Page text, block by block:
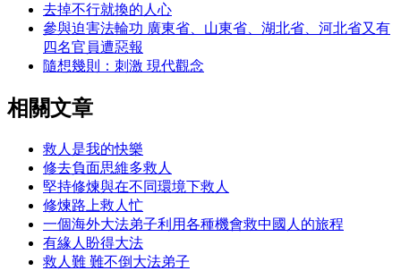
去掉不行就換的人心
參與迫害法輪功 廣東省、山東省、湖北省、河北省又有
四名官員遭惡報
隨想幾則：刺激 現代觀念
相關文章
救人是我的快樂
修去負面思維多救人
堅持修煉與在不同環境下救人
修煉路上救人忙
一個海外大法弟子利用各種機會救中國人的旅程
有緣人盼得大法
救人難 難不倒大法弟子